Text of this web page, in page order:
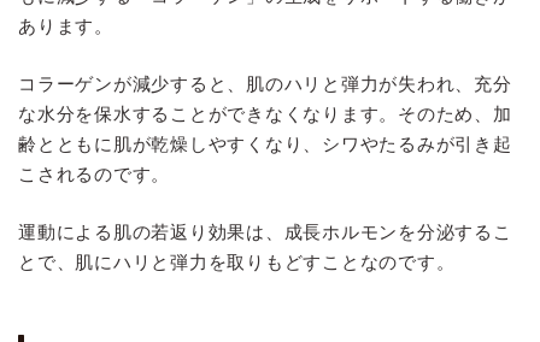
あります。
コラーゲンが減少すると、肌のハリと弾力が失われ、充分
な水分を保水することができなくなります。そのため、加
齢とともに肌が乾燥しやすくなり、シワやたるみが引き起
こされるのです。
運動による肌の若返り効果は、成長ホルモンを分泌するこ
とで、肌にハリと弾力を取りもどすことなのです。